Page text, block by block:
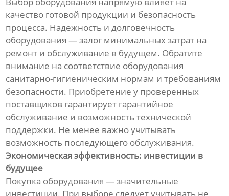
качество готовой продукции и безопасность
процесса. Надежность и долговечность
оборудования — залог минимальных затрат на
ремонт и обслуживание в будущем. Обратите
внимание на соответствие оборудования
санитарно-гигиеническим нормам и требованиям
безопасности. Приобретение у проверенных
поставщиков гарантирует гарантийное
обслуживание и возможность технической
поддержки. Не менее важно учитывать
возможность последующего обслуживания.
Экономическая эффективность: инвестиции в
будущее
Покупка оборудования — значительные